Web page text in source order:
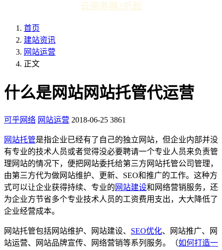
云服务器2折起
首页
建站资讯
网站运营
正文
什么是网站网站托管代运营
可乎网络 网站运营 2018-06-25 3861
网站托管是指企业已经有了自己的独立网站，但企业内部并没
有专业的技术人员或者觉得没必要聘请一个专业人员来负责管
理网站的情况下，便把网站委托给第三方网站托管公司管理，
由第三方代为做网站维护、更新、SEO和推广的工作。这种方
式可以让企业获得持续、专业的 网站建设和网络营销服务，还
为企业方节省多个专业技术人员的工资费用支出，大大降低了
企业经营成本。
网站托管包括网站维护、网站建设、 SEO优化、网站推广、网
站运营、网站品牌宣传、网络营销等系列服务。（如何打造一